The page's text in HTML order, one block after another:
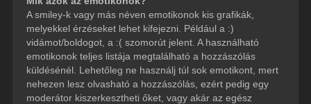
A smiley-k vagy más néven emotikonok kis grafikák,
melyekkel érzéseket lehet kifejezni. Például a :)
vidámot/boldogot, a :( szomorút jelent. A használható
emotikonok teljes listája megtalálható a hozzászólás
küldésénél. Lehetőleg ne használj túl sok emotikont, mert
nehezen lesz olvasható a hozzászólás, ezért pedig egy
moderátor kiszerkesztheti őket, vagy akár az egész